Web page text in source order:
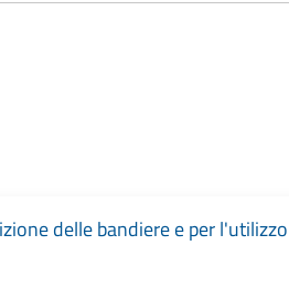
delle bandiere e per